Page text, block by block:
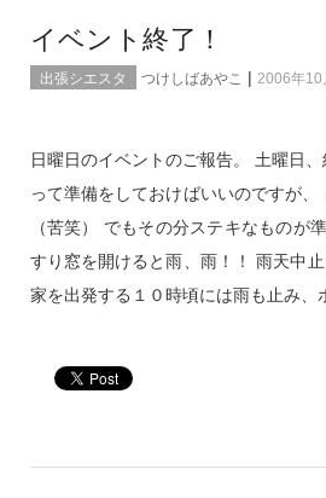
イベント終了！
出張シエスタ つけしばあやこ | 2006年10
日曜日のイベントのご報告。 土曜日
って準備をしておけばいいのですが
（苦笑） でもその分ステキなものが
すり窓を開けると雨、雨！！ 雨天中
家を出発する１０時頃には雨も止